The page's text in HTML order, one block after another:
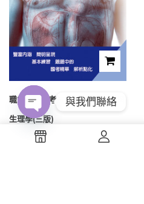
職能治療師考試秘笈(一)解剖學與
生理學(三版)
500
與我們聯絡
Open
chaty